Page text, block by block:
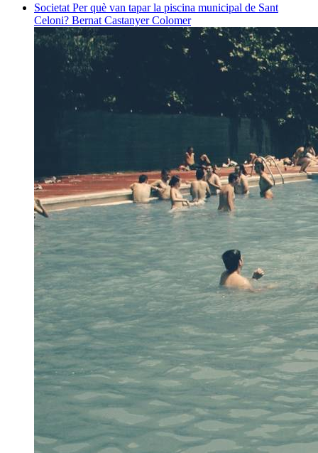
Societat Per què van tapar la piscina municipal de Sant
Celoni? Bernat Castanyer Colomer